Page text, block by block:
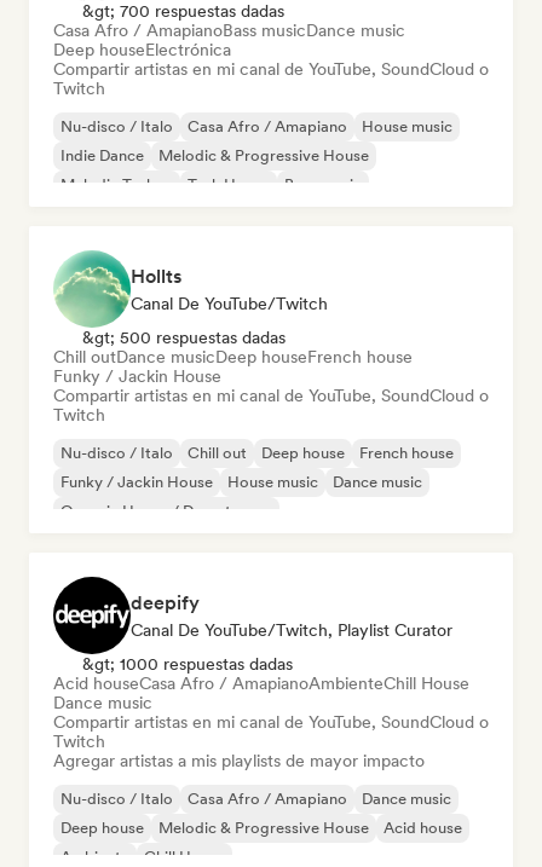
&gt; 700 respuestas dadas
Casa Afro / AmapianoBass musicDance music
Deep houseElectrónica
Compartir artistas en mi canal de YouTube, SoundCloud o
Twitch
Nu-disco / Italo Casa Afro / Amapiano
House music
Indie Dance
Melodic & Progressive House
Melodic Techno
Tech House Bass music
Hollts
Canal De YouTube/Twitch
&gt; 500 respuestas dadas
Chill outDance musicDeep houseFrench house
Funky / Jackin House
Compartir artistas en mi canal de YouTube, SoundCloud o
Twitch
Nu-disco / Italo Chill out Deep house
French house
Funky / Jackin House
House music
Dance music
Organic House / Downtempo
deepify
Canal De YouTube/Twitch, Playlist Curator
&gt; 1000 respuestas dadas
Acid houseCasa Afro / AmapianoAmbienteChill House
Dance music
Compartir artistas en mi canal de YouTube, SoundCloud o
Twitch
Agregar artistas a mis playlists de mayor impacto
Nu-disco / Italo Casa Afro / Amapiano
Dance music
Deep house
Melodic & Progressive House
Acid house
Ambiente
Chill House